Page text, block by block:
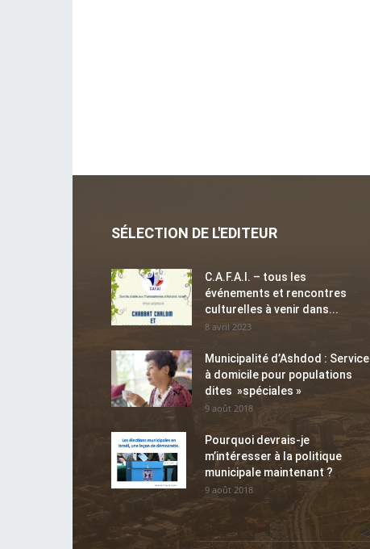
SÉLECTION DE L'EDITEUR
C.A.F.A.I. – tous les
événements et rencontres
culturelles à venir dans...
8 avril 2023
Municipalité d’Ashdod : Service
à domicile pour populations
dites »spéciales »
9 août 2018
Pourquoi devrais-je
m’intéresser à la politique
municipale maintenant ?
9 août 2018